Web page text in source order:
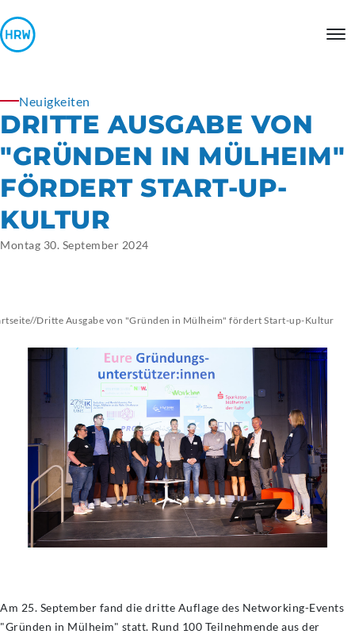
Neuigkeiten
DRITTE AUSGABE VON
"GRÜNDEN IN MÜLHEIM"
FÖRDERT START-UP-
KULTUR
Montag 30. September 2024
//Dritte Ausgabe von "Gründen in Mülheim" fördert Start-up-Kultur
Am 25. September fand die dritte Auflage des Networking-Events
"Gründen in Mülheim" statt. Rund 100 Teilnehmende aus der